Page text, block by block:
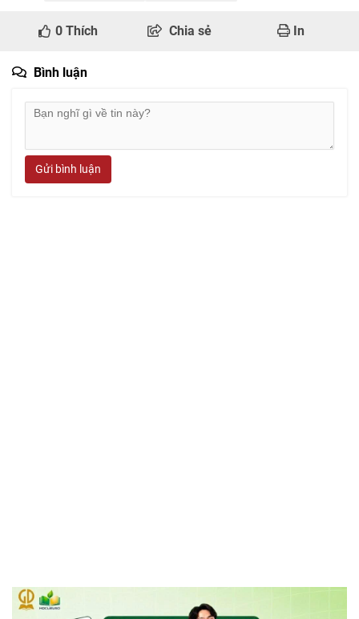
0 Thích Chia sẻ In
Bình luận
Gửi bình luận